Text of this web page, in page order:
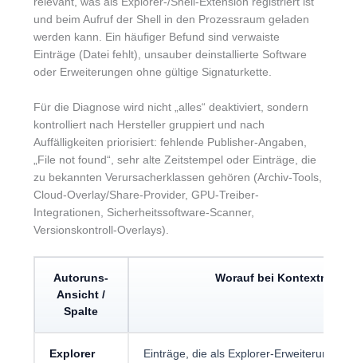
und beim Aufruf der Shell in den Prozessraum geladen
werden kann. Ein häufiger Befund sind verwaiste
Einträge (Datei fehlt), unsauber deinstallierte Software
oder Erweiterungen ohne gültige Signaturkette.
Für die Diagnose wird nicht „alles“ deaktiviert, sondern
kontrolliert nach Hersteller gruppiert und nach
Auffälligkeiten priorisiert: fehlende Publisher-Angaben,
„File not found“, sehr alte Zeitstempel oder Einträge, die
zu bekannten Verursacherklassen gehören (Archiv-Tools,
Cloud-Overlay/Share-Provider, GPU-Treiber-
Integrationen, Sicherheitssoftware-Scanner,
Versionskontroll-Overlays).
Autoruns-
Ansicht /
Spalte
Worauf bei
Explorer
Einträge, die als Explorer-Erweiterung